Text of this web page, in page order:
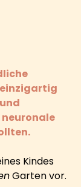
Kindes
Garten vor.